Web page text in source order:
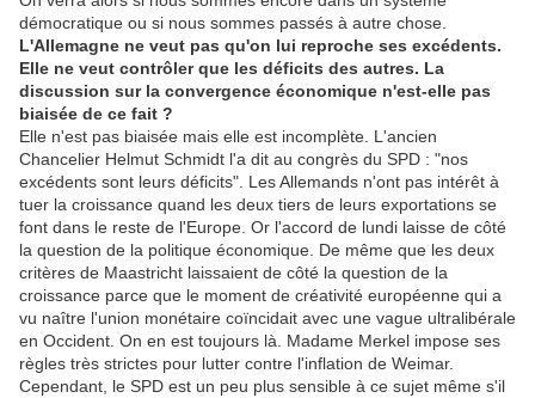
démocratique ou si nous sommes passés à autre chose.
L'Allemagne ne veut pas qu'on lui reproche ses excédents.
Elle ne veut contrôler que les déficits des autres. La
discussion sur la convergence économique n'est-elle pas
biaisée de ce fait ?
Elle n'est pas biaisée mais elle est incomplète. L'ancien
Chancelier Helmut Schmidt l'a dit au congrès du SPD : "nos
excédents sont leurs déficits". Les Allemands n'ont pas intérêt à
tuer la croissance quand les deux tiers de leurs exportations se
font dans le reste de l'Europe. Or l'accord de lundi laisse de côté
la question de la politique économique. De même que les deux
critères de Maastricht laissaient de côté la question de la
croissance parce que le moment de créativité européenne qui a
vu naître l'union monétaire coïncidait avec une vague ultralibérale
en Occident. On en est toujours là. Madame Merkel impose ses
règles très strictes pour lutter contre l'inflation de Weimar.
Cependant, le SPD est un peu plus sensible à ce sujet même s'il